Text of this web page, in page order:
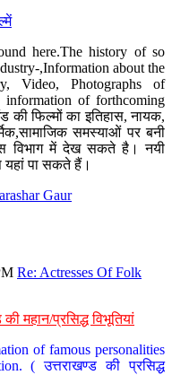
here.The history of so
,Information about the
Video, Photographs of
of forthcoming
की फिल्मों का इतिहास, नायक,
समस्याओं पर बनी
विभाग में देख सकते है। नयी
यहां पा सकते हैं।
Gaur
Re: Actresses Of Folk
महान/प्रसिद्ध विभूतियां
of famous personalities
( उत्तराखण्ड की प्रसिद्ध